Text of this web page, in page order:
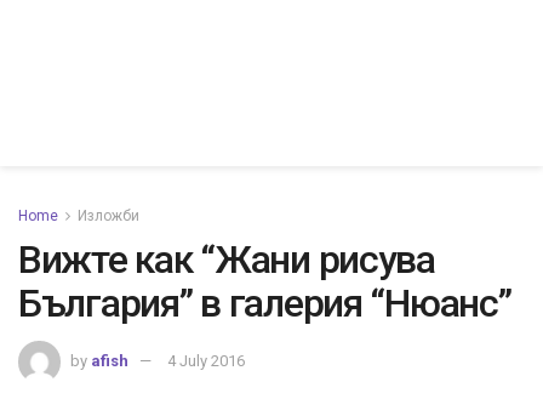
Home Изложби
Вижте как “Жани рисува
България” в галерия “Нюанс”
by afish 4 July 2016